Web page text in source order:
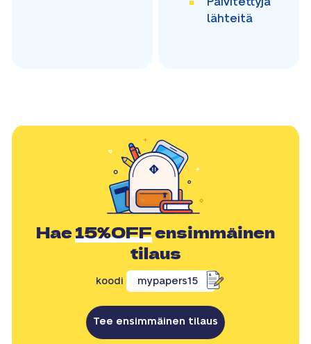
lähteitä
Hae15%OFFensimmäinen
tilaus
koodi mypapers15
Tee ensimmäinen tilaus